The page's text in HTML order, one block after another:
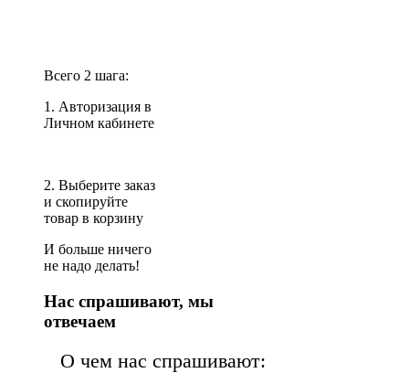
Всего 2 шага:
1. Авторизация в
Личном кабинете
2. Выберите заказ
и скопируйте
товар в корзину
И больше ничего
не надо делать!
Нас спрашивают, мы
отвечаем
О чем нас спрашивают: